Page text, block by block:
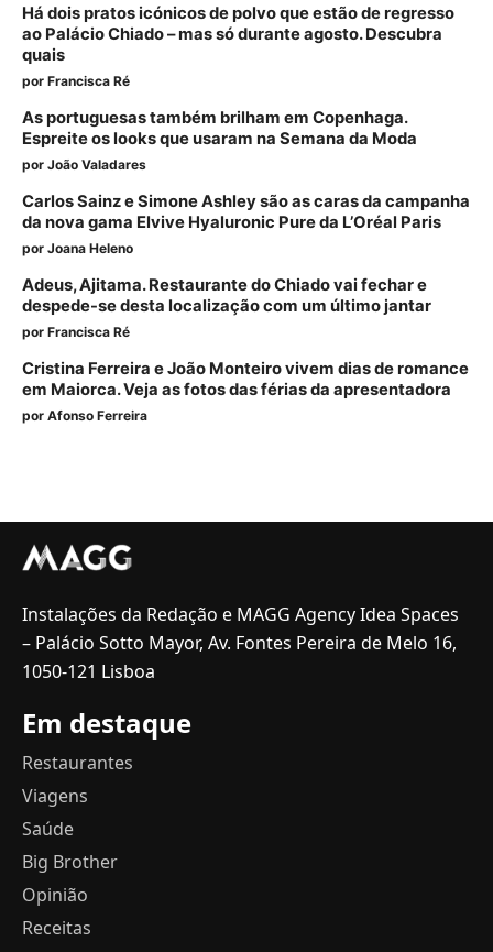
Há dois pratos icónicos de polvo que estão de regresso
ao Palácio Chiado – mas só durante agosto. Descubra
quais
por Francisca Ré
As portuguesas também brilham em Copenhaga.
Espreite os looks que usaram na Semana da Moda
por João Valadares
Carlos Sainz e Simone Ashley são as caras da campanha
da nova gama Elvive Hyaluronic Pure da L’Oréal Paris
por Joana Heleno
Adeus, Ajitama. Restaurante do Chiado vai fechar e
despede-se desta localização com um último jantar
por Francisca Ré
Cristina Ferreira e João Monteiro vivem dias de romance
em Maiorca. Veja as fotos das férias da apresentadora
por Afonso Ferreira
Instalações da Redação e MAGG Agency Idea Spaces
– Palácio Sotto Mayor, Av. Fontes Pereira de Melo 16,
1050-121 Lisboa
Em destaque
Restaurantes
Viagens
Saúde
Big Brother
Opinião
Receitas